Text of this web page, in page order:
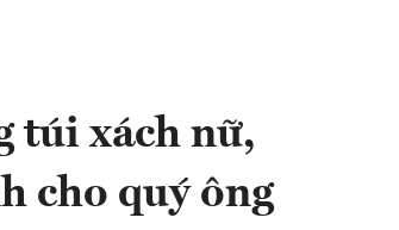
túi xách nữ,
cho quý ông